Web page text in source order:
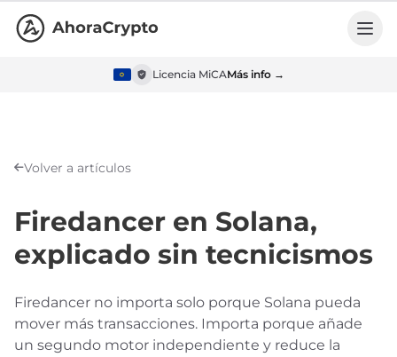
Licencia MiCAMás info →
Volver a artículos
Firedancer en Solana,
explicado sin tecnicismos
Firedancer no importa solo porque Solana pueda
mover más transacciones. Importa porque añade
un segundo motor independiente y reduce la